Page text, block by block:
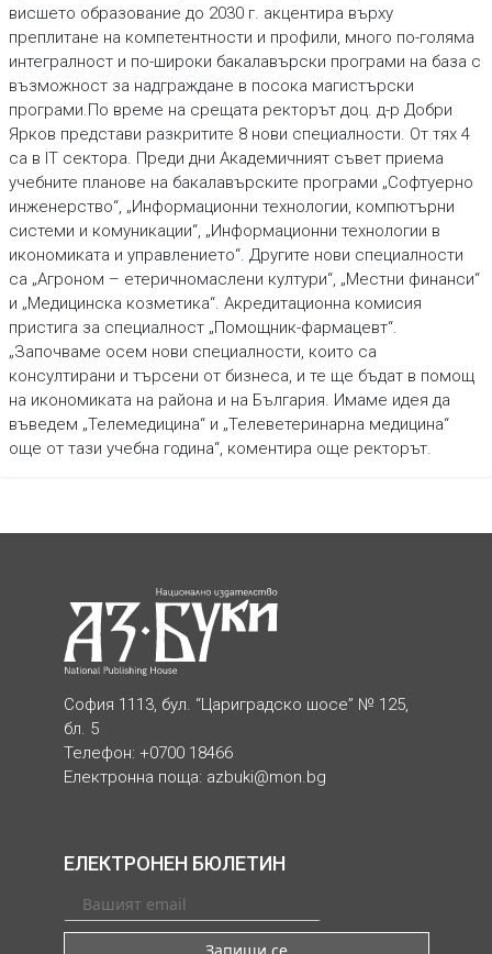
висшето образование до 2030 г. акцентира върху
преплитане на компетентности и профили, много по-голяма
интегралност и по-широки бакалавърски програми на база с
възможност за надграждане в посока магистърски
програми.По време на срещата ректорът доц. д-р Добри
Ярков представи разкритите 8 нови специалности. От тях 4
са в IT сектора. Преди дни Академичният съвет приема
учебните планове на бакалавърските програми „Софтуерно
инженерство“, „Информационни технологии, компютърни
системи и комуникации“, „Информационни технологии в
икономиката и управлението“. Другите нови специалности
са „Агроном – етеричномаслени култури“, „Местни финанси“
и „Медицинска козметика“. Акредитационна комисия
пристига за специалност „Помощник-фармацевт“.
„Започваме осем нови специалности, които са
консултирани и търсени от бизнеса, и те ще бъдат в помощ
на икономиката на района и на България. Имаме идея да
въведем „Телемедицина“ и „Телеветеринарна медицина“
още от тази учебна година“, коментира още ректорът.
София 1113, бул. “Цариградско шосе” № 125,
бл. 5
Телефон: +0700 18466
Електронна поща: azbuki@mon.bg
ЕЛЕКТРОНЕН БЮЛЕТИН